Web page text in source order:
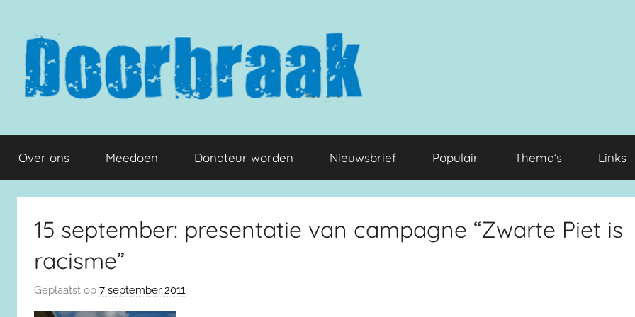
inhoud
springen
Doorbraak.eu
Over ons Meedoen Donateur worden Nieuwsbrief Populair Thema’s Links
15 september: presentatie van campagne “Zwarte Piet is
racisme”
Geplaatst op 7 september 2011